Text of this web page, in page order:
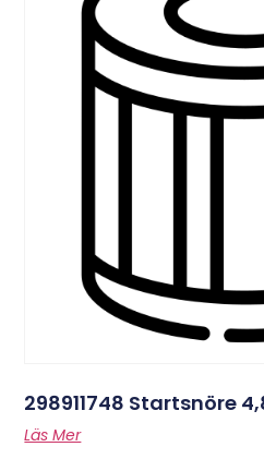
298911748 Startsnöre
Läs Mer